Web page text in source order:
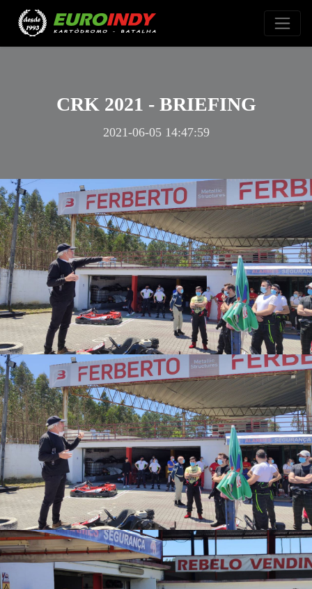
CRK 2021 - BRIEFING
2021-06-05 14:47:59